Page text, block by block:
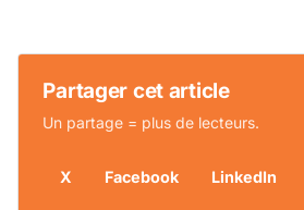
Partager cet article
Un partage = plus de lecteurs.
X Facebook LinkedIn